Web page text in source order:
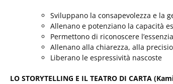
Sviluppano la consapevolezza e la
Allenano e potenziano la capacità
Permettono di riconoscere
Allenano alla chiarezza, alla
Liberano le espressività nascoste
LO STORYTELLING E IL TEATRO DI CARTA